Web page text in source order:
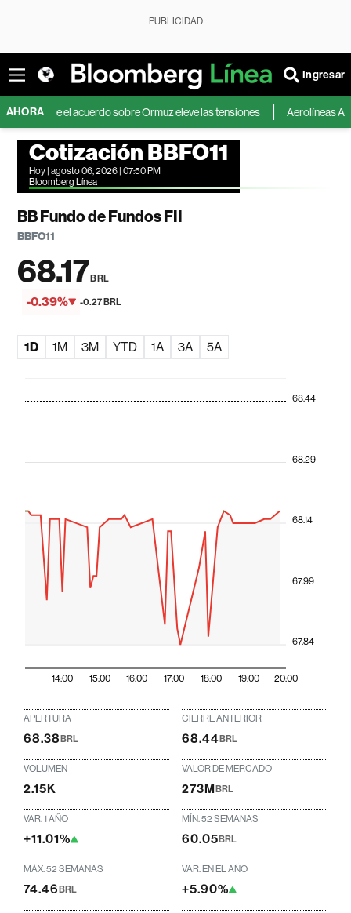
PUBLICIDAD
Ingresar
AHORA
que el acuerdo sobre Ormuz eleve las tensiones Aerolíneas
Cotización BBFO11
Hoy | agosto 06, 2026 | 07:50 PM
Bloomberg Línea
BB Fundo de Fundos FII
BBFO11
68.17BRL
-0.39% -0.27 BRL
1D 1M 3M YTD 1A 3A 5A
14:00 15:00 16:00 17:00 18:00 19:00 20:00
67.84
67.99
68.14
68.29
68.44
APERTURA
68.38BRL
CIERRE ANTERIOR
68.44BRL
VOLUMEN
2.15K
VALOR DE MERCADO
273MBRL
VAR. 1 AÑO
+11.01%
MÍN. 52 SEMANAS
60.05BRL
MÁX. 52 SEMANAS
74.46BRL
VAR. EN EL AÑO
+5.90%